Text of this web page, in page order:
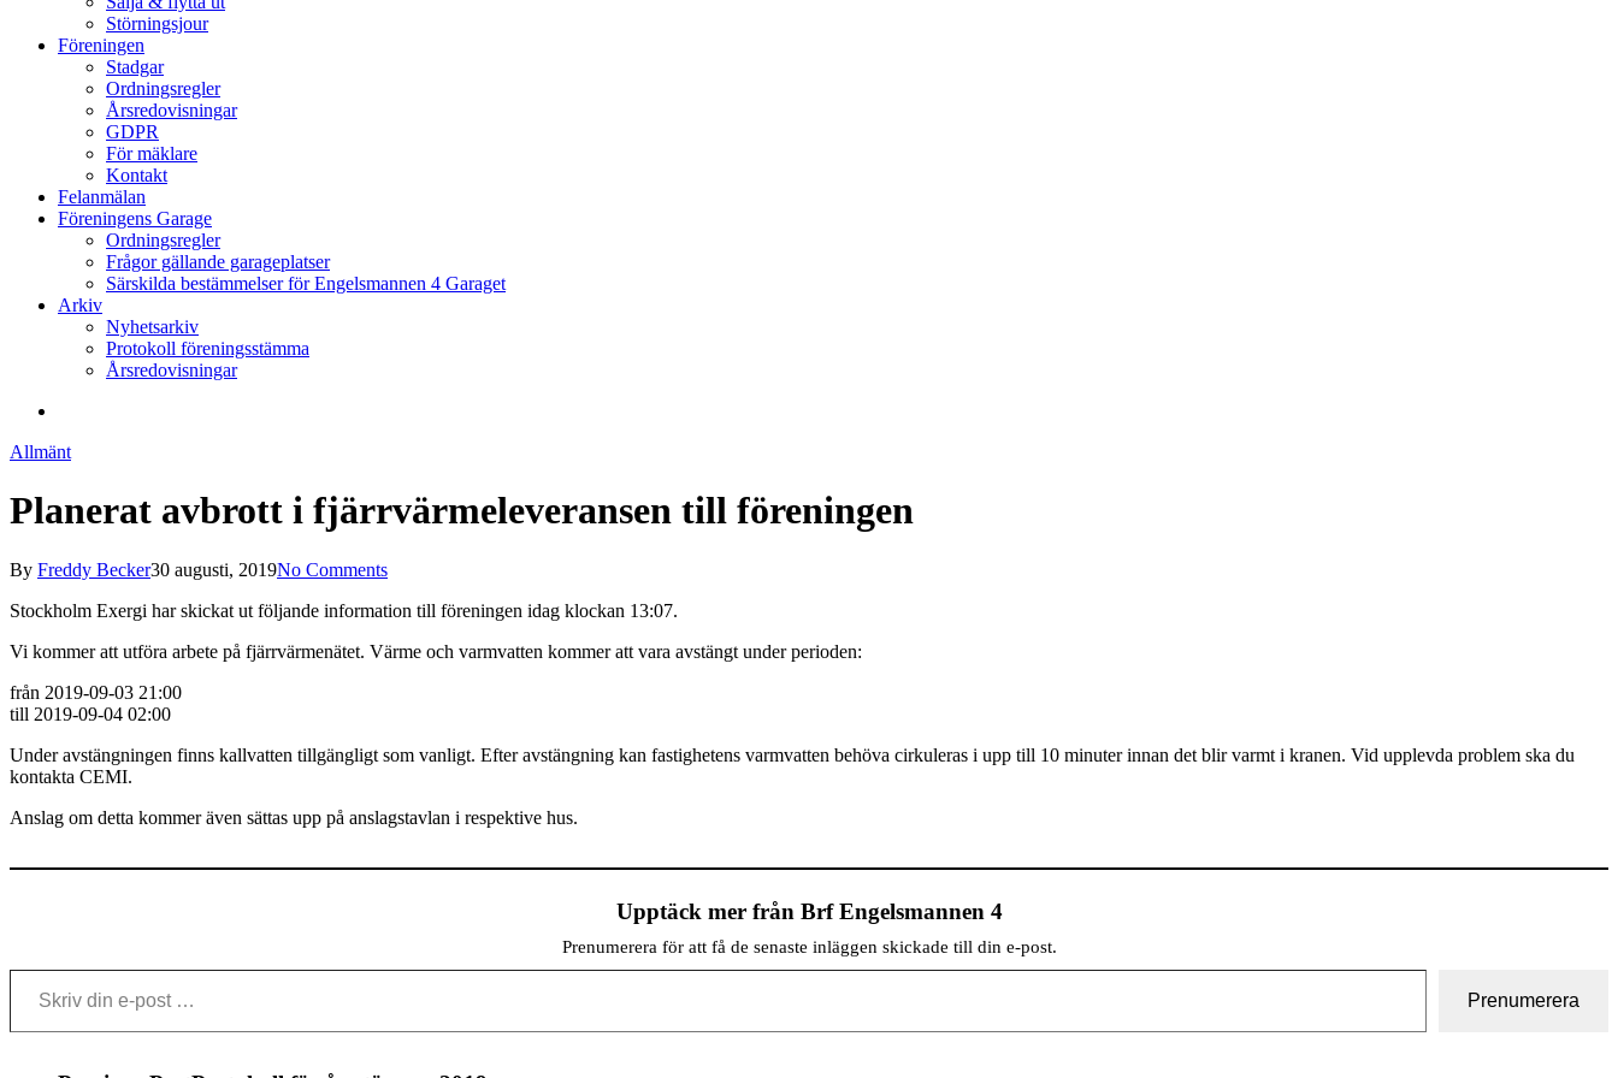
Störningsjour
Föreningen
Stadgar
Ordningsregler
Årsredovisningar
GDPR
För mäklare
Kontakt
Felanmälan
Föreningens Garage
Ordningsregler
Frågor gällande garageplatser
Särskilda bestämmelser för Engelsmannen 4 Garaget
Arkiv
Nyhetsarkiv
Protokoll föreningsstämma
Årsredovisningar
Allmänt
Planerat avbrott i fjärrvärmeleveransen till föreningen
By Freddy Becker30 augusti, 2019No Comments
Stockholm Exergi har skickat ut följande information till föreningen idag klockan 13:07.
Vi kommer att utföra arbete på fjärrvärmenätet. Värme och varmvatten kommer att vara avstängt under perioden:
från 2019-09-03 21:00
till 2019-09-04 02:00
Under avstängningen finns kallvatten tillgängligt som vanligt. Efter avstängning kan fastighetens varmvatten behöva cirkuleras i upp till 10 minuter innan det blir varmt i kranen. Vid upplevda problem ska du
kontakta CEMI.
Anslag om detta kommer även sättas upp på anslagstavlan i respektive hus.
Upptäck mer från Brf Engelsmannen 4
Prenumerera för att få de senaste inläggen skickade till din e-post.
Skriv din e-post …
Prenumerera